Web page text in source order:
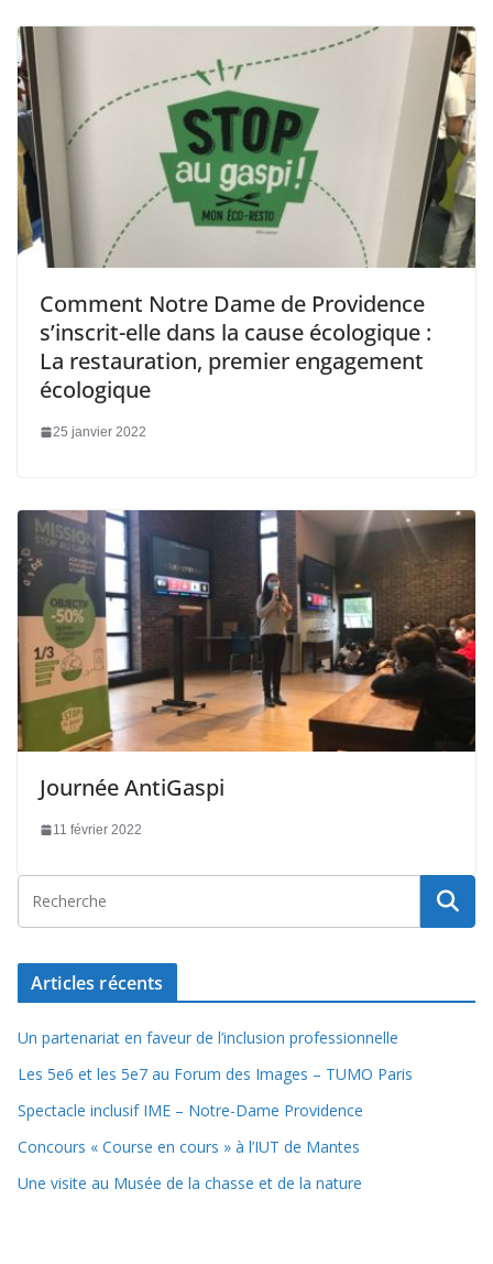
Comment Notre Dame de Providence
s’inscrit-elle dans la cause écologique :
La restauration, premier engagement
écologique
25 janvier 2022
Journée AntiGaspi
11 février 2022
Articles récents
Un partenariat en faveur de l’inclusion professionnelle
Les 5e6 et les 5e7 au Forum des Images – TUMO Paris
Spectacle inclusif IME – Notre-Dame Providence
Concours « Course en cours » à l’IUT de Mantes
Une visite au Musée de la chasse et de la nature